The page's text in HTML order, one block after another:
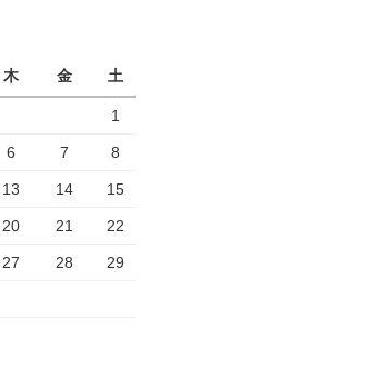
木 金 土
1
6 7 8
13 14 15
20 21 22
27 28 29